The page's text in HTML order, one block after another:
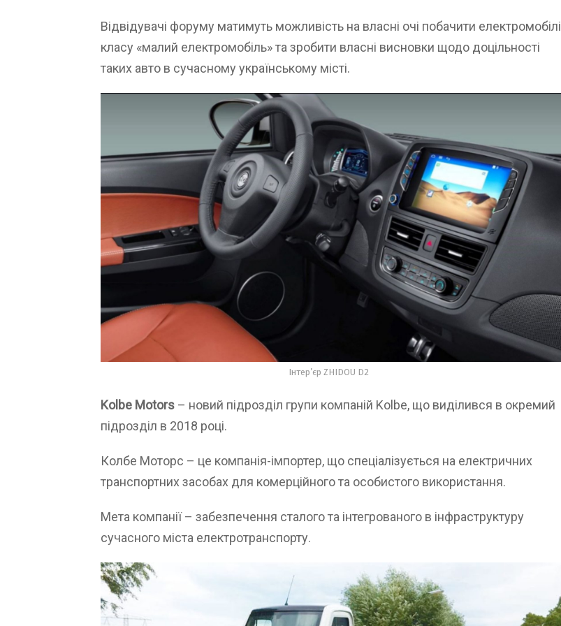
Відвідувачі форуму матимуть можливість на власні очі побачити електромобілі
класу «малий електромобіль» та зробити власні висновки щодо доцільності
таких авто в сучасному українському місті.
Інтер’єр ZHIDOU D2
Kolbe Motors – новий підрозділ групи компаній Kolbe, що виділився в окремий
підрозділ в 2018 році.
Колбе Моторс – це компанія-імпортер, що спеціалізується на електричних
транспортних засобах для комерційного та особистого використання.
Мета компанії – забезпечення сталого та інтегрованого в інфраструктуру
сучасного міста електротранспорту.